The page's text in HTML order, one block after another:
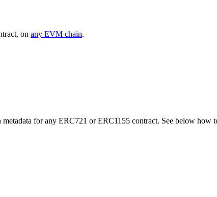
on any EVM chain.
for any ERC721 or ERC1155 contract. See below how